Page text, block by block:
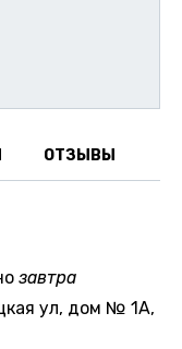
ОТЗЫВЫ
завтра
ул, дом № 1А,